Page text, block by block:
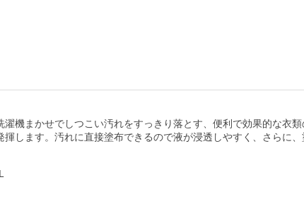
機まかせでしつこい汚れをすっきり落とす、便利で効果的な衣
揮します。汚れに直接塗布できるので液が浸透しやすく、さらに